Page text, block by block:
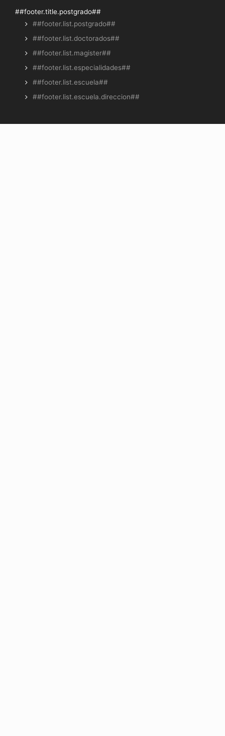
##footer.title.postgrado##
##footer.list.postgrado##
##footer.list.doctorados##
##footer.list.magister##
##footer.list.especialidades##
##footer.list.escuela##
##footer.list.escuela.direccion##